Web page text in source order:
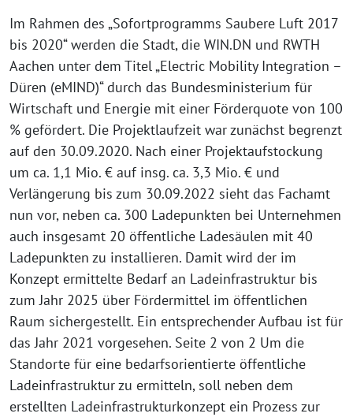
Im Rahmen des „Sofortprogramms Saubere Luft 2017
bis 2020“ werden die Stadt, die WIN.DN und RWTH
Aachen unter dem Titel „Electric Mobility Integration –
Düren (eMIND)“ durch das Bundesministerium für
Wirtschaft und Energie mit einer Förderquote von 100
% gefördert. Die Projektlaufzeit war zunächst begrenzt
auf den 30.09.2020. Nach einer Projektaufstockung
um ca. 1,1 Mio. € auf insg. ca. 3,3 Mio. € und
Verlängerung bis zum 30.09.2022 sieht das Fachamt
nun vor, neben ca. 300 Ladepunkten bei Unternehmen
auch insgesamt 20 öffentliche Ladesäulen mit 40
Ladepunkten zu installieren. Damit wird der im
Konzept ermittelte Bedarf an Ladeinfrastruktur bis
zum Jahr 2025 über Fördermittel im öffentlichen
Raum sichergestellt. Ein entsprechender Aufbau ist für
das Jahr 2021 vorgesehen. Seite 2 von 2 Um die
Standorte für eine bedarfsorientierte öffentliche
Ladeinfrastruktur zu ermitteln, soll neben dem
erstellten Ladeinfrastrukturkonzept ein Prozess zur